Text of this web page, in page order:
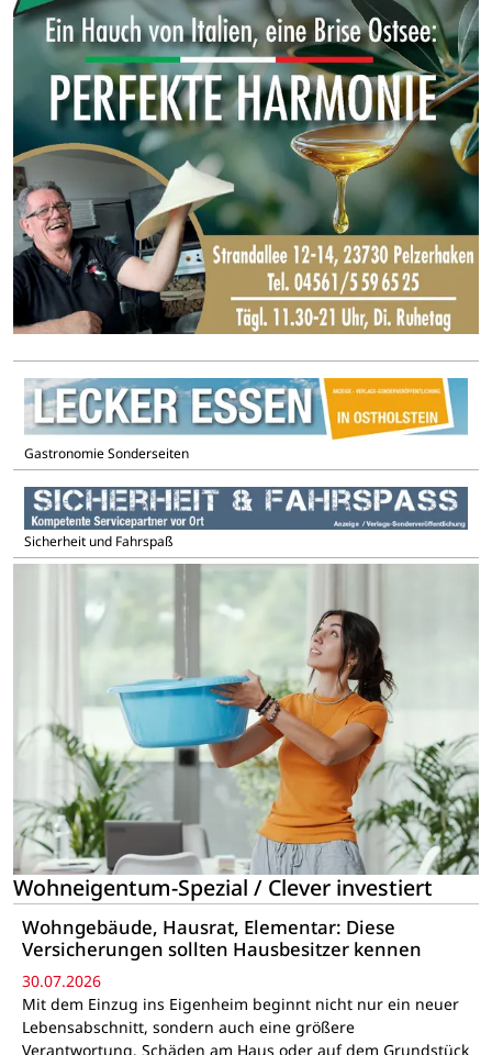
Gastronomie Sonderseiten
Sicherheit und Fahrspaß
Wohneigentum-Spezial / Clever investiert
Wohngebäude, Hausrat, Elementar: Diese
Versicherungen sollten Hausbesitzer kennen
30.07.2026
Mit dem Einzug ins Eigenheim beginnt nicht nur ein neuer
Lebensabschnitt, sondern auch eine größere
Verantwortung. Schäden am Haus oder auf dem Grundstück